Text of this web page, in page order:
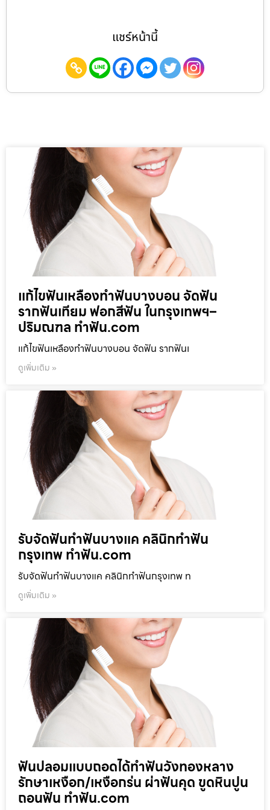
แชร์หน้านี้
แก้ไขฟันเหลืองทำฟันบางบอน จัดฟัน
รากฟันเทียม ฟอกสีฟัน ในกรุงเทพฯ–
ปริมณฑล ทำฟัน.com
แก้ไขฟันเหลืองทำฟันบางบอน จัดฟัน รากฟันเ
ดูเพิ่มเติม »
รับจัดฟันทำฟันบางแค คลินิกทำฟัน
กรุงเทพ ทำฟัน.com
รับจัดฟันทำฟันบางแค คลินิกทำฟันกรุงเทพ ท
ดูเพิ่มเติม »
ฟันปลอมแบบถอดได้ทำฟันวังทองหลาง
รักษาเหงือก/เหงือกร่น ผ่าฟันคุด ขูดหินปูน
ถอนฟัน ทำฟัน.com